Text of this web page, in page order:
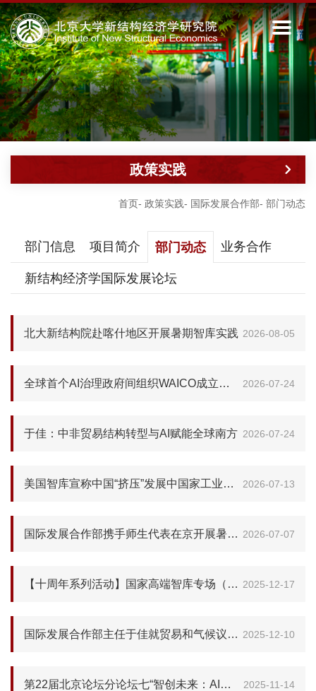
首页- 政策实践- 国际发展合作部- 部门动态
政策实践
部门信息 项目简介 部门动态 业务合作
新结构经济学国际发展论坛
2026-08-05
北大新结构院赴喀什地区开展暑期智库实践
2026-07-24
全球首个AI治理政府间组织WAICO成立，非洲成为关键板块！
2026-07-24
于佳：中非贸易结构转型与AI赋能全球南方
2026-07-13
美国智库宣称中国“挤压”发展中国家工业化：不符合事实，全球南方也不认同这种说法！
2026-07-07
国际发展合作部携手师生代表在京开展暑期智库实践调研
2025-12-17
【十周年系列活动】国家高端智库专场（国际智库部分）圆满举行
2025-12-10
国际发展合作部主任于佳就贸易和气候议题接受央视专访
2025-11-14
第22届北京论坛分论坛七“智创未来：AI与数字技术驱动非洲经济跨越式发展”顺利召开